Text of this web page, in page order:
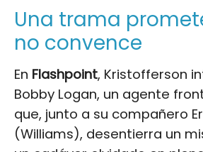
Una trama
no convence
En Flashpoint, Kristofferson
Bobby Logan, un agente
que, junto a su compañero
(Williams), desentierra un